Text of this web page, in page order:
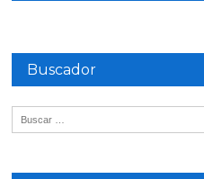
Buscador